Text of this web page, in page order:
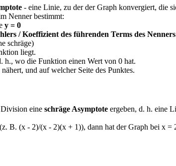
- eine Linie, zu der der Graph konvergiert, die
Nenner bestimmt:
y = 0
/ Koeffizient des führenden Terms des Nenners
schräge)
liegt.
h., wo die Funktion einen Wert von 0 hat.
und auf welcher Seite des Punktes.
Division eine schräge Asymptote ergeben, d. h. eine
B. (x - 2)/(x - 2)(x + 1)), dann hat der Graph bei x =